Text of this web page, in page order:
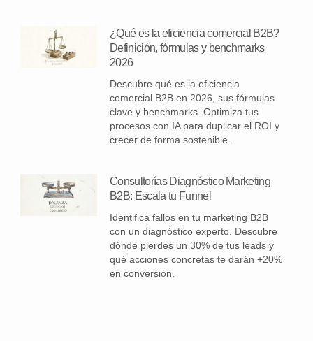
¿Qué es la eficiencia comercial B2B?
Definición, fórmulas y benchmarks
2026
Descubre qué es la eficiencia
comercial B2B en 2026, sus fórmulas
clave y benchmarks. Optimiza tus
procesos con IA para duplicar el ROI y
crecer de forma sostenible.
Consultorías Diagnóstico Marketing
B2B: Escala tu Funnel
Identifica fallos en tu marketing B2B
con un diagnóstico experto. Descubre
dónde pierdes un 30% de tus leads y
qué acciones concretas te darán +20%
en conversión.